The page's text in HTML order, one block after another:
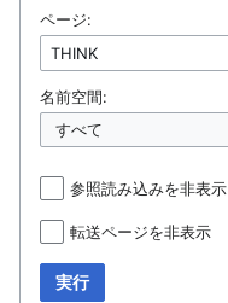
ページ:
名前空間:
参照読み込みを非表示
転送ページを非表示
実行